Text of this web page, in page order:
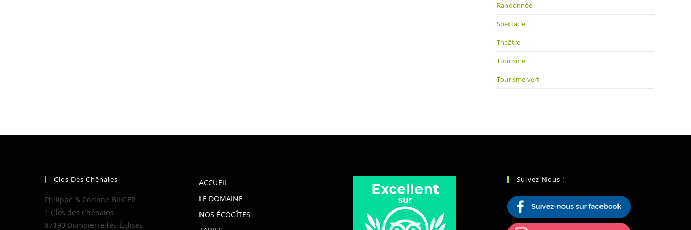
Randonnée
Spectacle
Théâtre
Tourisme
Tourisme vert
Clos Des Chênaies
Philippe & Corinne BILGER
1 Clos des Chênaies
87190 Dompierre-les-Églises
ACCUEIL
LE DOMAINE
NOS ÉCOGÎTES
Suivez-Nous !